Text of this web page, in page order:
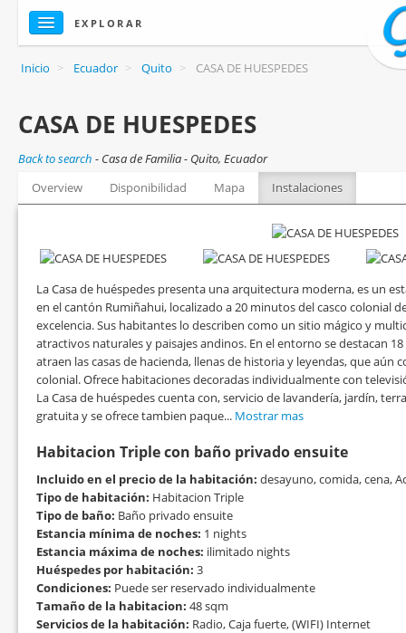
EXPLORAR
Inicio > Ecuador > Quito > CASA DE HUESPEDES
CASA DE HUESPEDES
Back to search - Casa de Familia - Quito, Ecuador
Overview
Disponibilidad Mapa Instalaciones
La Casa de huéspedes presenta una arquitectura moderna, es un
en el cantón Rumiñahui, localizado a 20 minutos del casco colonial
excelencia. Sus habitantes lo describen como un sitio mágico y
atractivos naturales y paisajes andinos. En el entorno se destacan
atraen las casas de hacienda, llenas de historia y leyendas, que aún
colonial. Ofrece habitaciones decoradas individualmente con
La Casa de huéspedes cuenta con, servicio de lavandería, jardín,
gratuita y se ofrece tambien paque... Mostrar mas
Habitacion Triple con baño privado ensuite
Incluido en el precio de la habitación: desayuno, comida, cena,
Tipo de habitación: Habitacion Triple
Tipo de baño: Baño privado ensuite
Estancia mínima de noches: 1 nights
Estancia máxima de noches: ilimitado nights
Huéspedes por habitación: 3
Condiciones: Puede ser reservado individualmente
Tamaño de la habitacion: 48 sqm
Servicios de la habitación: Radio, Caja fuerte, (WIFI) Internet